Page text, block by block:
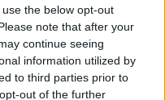
the below opt-out
note that after your
continue seeing
information utilized by
to third parties prior to
out of the further
. Quando
pubblica lo spirito era
Ma in questo senso c’è
simile a quello di
la volontà di valutare in